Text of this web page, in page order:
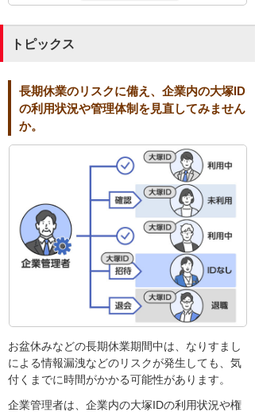
トピックス
長期休業のリスクに備え、企業内の大塚ID
の利用状況や管理体制を見直してみません
か。
お盆休みなどの長期休業期間中は、なりすまし
による情報漏洩などのリスクが発生しても、気
付くまでに時間がかかる可能性があります。
企業管理者は、企業内の大塚IDの利用状況や権